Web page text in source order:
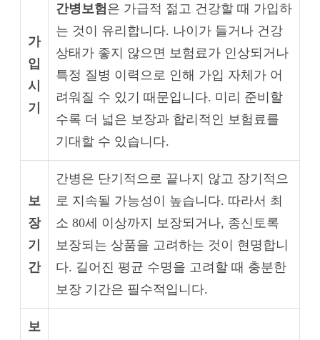
가
입
시
기
간병보험은 가급적 젊고 건강할 때 가입하
는 것이 유리합니다. 나이가 들거나 건강
상태가 좋지 않으면 보험료가 인상되거나
특정 질병 이력으로 인해 가입 자체가 어
려워질 수 있기 때문입니다. 미리 준비할
수록 더 넓은 보장과 합리적인 보험료를
기대할 수 있습니다.
보
장
기
간
간병은 단기적으로 끝나지 않고 장기적으
로 지속될 가능성이 높습니다. 따라서 최
소 80세 이상까지 보장되거나, 종신토록
보장되는 상품을 고려하는 것이 현명합니
다. 길어진 평균 수명을 고려할 때 충분한
보장 기간은 필수적입니다.
보